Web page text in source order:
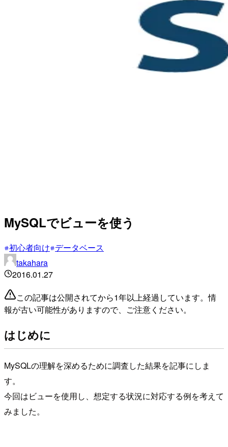
MySQLでビューを使う
初心者向け データベース
takahara
2016.01.27
この記事は公開されてから1年以上経過しています。情
報が古い可能性がありますので、ご注意ください。
はじめに
MySQLの理解を深めるために調査した結果を記事にしま
す。
今回はビューを使用し、想定する状況に対応する例を考えて
みました。